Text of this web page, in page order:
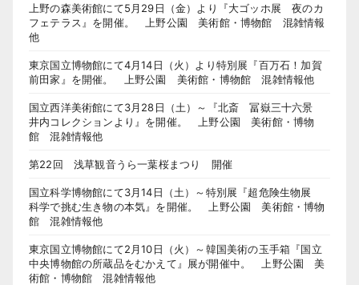
上野の森美術館にて5月29日（金）より『大ゴッホ展 夜のカ
フェテラス』を開催。 上野公園 美術館・博物館 混雑情報
他
東京国立博物館にて4月14日（火）より特別展『百万石！加賀
前田家』を開催。 上野公園 美術館・博物館 混雑情報他
国立西洋美術館にて3月28日（土）～『北斎 冨嶽三十六景
井内コレクションより』を開催。 上野公園 美術館・博物
館 混雑情報他
第22回 浅草観音うら一葉桜まつり 開催
国立科学博物館にて3月14日（土）～特別展『超危険生物展
科学で挑む生き物の本気』を開催。 上野公園 美術館・博物
館 混雑情報他
東京国立博物館にて2月10日（火）～韓国美術の玉手箱『国立
中央博物館の所蔵品をむかえて』展が開催中。 上野公園 美
術館・博物館 混雑情報他